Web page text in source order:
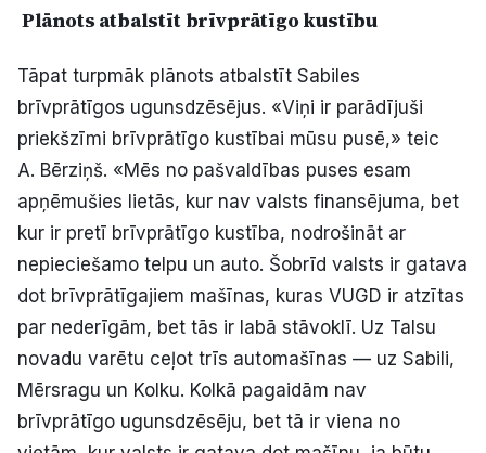
Plānots atbalstīt brīvprātīgo kustību
Tāpat turpmāk plānots atbalstīt Sabiles
brīvprātīgos ugunsdzēsējus. «Viņi ir parādījuši
priekšzīmi brīvprātīgo kustībai mūsu pusē,» teic
A. Bērziņš. «Mēs no pašvaldības puses esam
apņēmušies lietās, kur nav valsts finansējuma, bet
kur ir pretī brīvprātīgo kustība, nodrošināt ar
nepieciešamo telpu un auto. Šobrīd valsts ir gatava
dot brīvprātīgajiem mašīnas, kuras VUGD ir atzītas
par nederīgām, bet tās ir labā stāvoklī. Uz Talsu
novadu varētu ceļot trīs automašīnas — uz Sabili,
Mērsragu un Kolku. Kolkā pagaidām nav
brīvprātīgo ugunsdzēsēju, bet tā ir viena no